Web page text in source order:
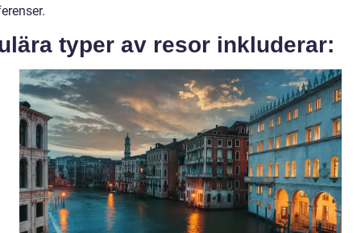
typer av resor inkluderar: